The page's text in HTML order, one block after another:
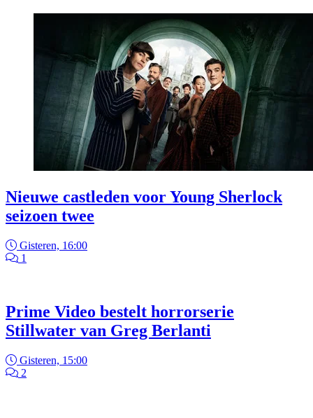
Nieuwe castleden voor Young Sherlock
seizoen twee
Gisteren, 16:00
1
Prime Video bestelt horrorserie
Stillwater van Greg Berlanti
Gisteren, 15:00
2